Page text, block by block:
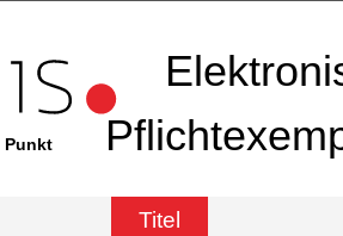
Punkt
Titel